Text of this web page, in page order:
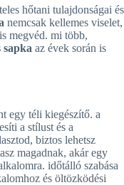
hőtani tulajdonságai és
nemcsak kellemes viselet,
megvéd. mi több,
sapka az évek során is
egy téli kiegészítő. a
a stílust és a
biztos lehetsz
magadnak, akár egy
időtálló szabása
és öltözködési